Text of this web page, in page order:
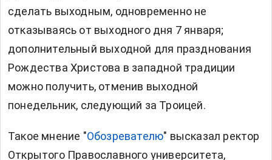
сделать выходным, одновременно не
отказываясь от выходного дня 7 января;
дополнительный выходной для празднования
Рождества Христова в западной традиции
можно получить, отменив выходной
понедельник, следующий за Троицей.
Такое мнение "Обозревателю" высказал ректор
Открытого Православного университета,